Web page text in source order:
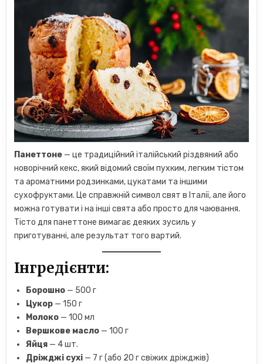
Панеттоне — це традиційний італійський різдвяний або
новорічний кекс, який відомий своїм пухким, легким тістом
та ароматними родзинками, цукатами та іншими
сухофруктами. Це справжній символ свят в Італії, але його
можна готувати і на інші свята або просто для чаювання.
Тісто для панеттоне вимагає деяких зусиль у
приготуванні, але результат того вартий.
Інгредієнти:
Борошно — 500 г
Цукор — 150 г
Молоко — 100 мл
Вершкове масло — 100 г
Яйця — 4 шт.
Дріжджі сухі — 7 г (або 20 г свіжих дріжджів)